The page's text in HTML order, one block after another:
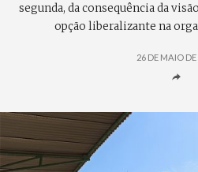
segunda, da consequência da
opção liberalizante na
26 DE MAIO